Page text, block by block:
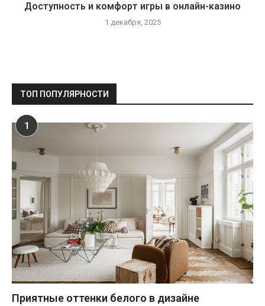
Доступность и комфорт игры в онлайн-казино
1 декабря, 2025
ТОП ПОПУЛЯРНОСТИ
1
Приятные оттенки белого в дизайне